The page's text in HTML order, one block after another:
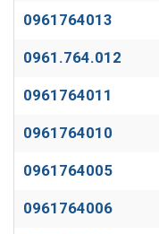
0961764013
0961.764.012
0961764011
0961764010
0961764005
0961764006